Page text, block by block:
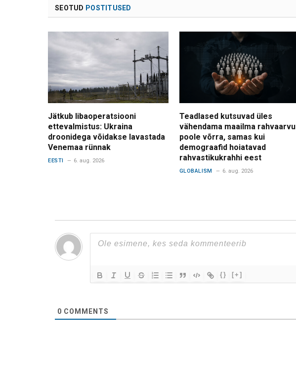
SEOTUD POSTITUSED
Jätkub libaoperatsiooni
ettevalmistus: Ukraina
droonidega võidakse lavastada
Venemaa rünnak
EESTI 6. aug. 2026
Teadlased kutsuvad üles
vähendama maailma rahvaarvu
poole võrra, samas kui
demograafid hoiatavad
rahvastikukrahhi eest
GLOBALISM 6. aug. 2026
{} [+]
0 COMMENTS